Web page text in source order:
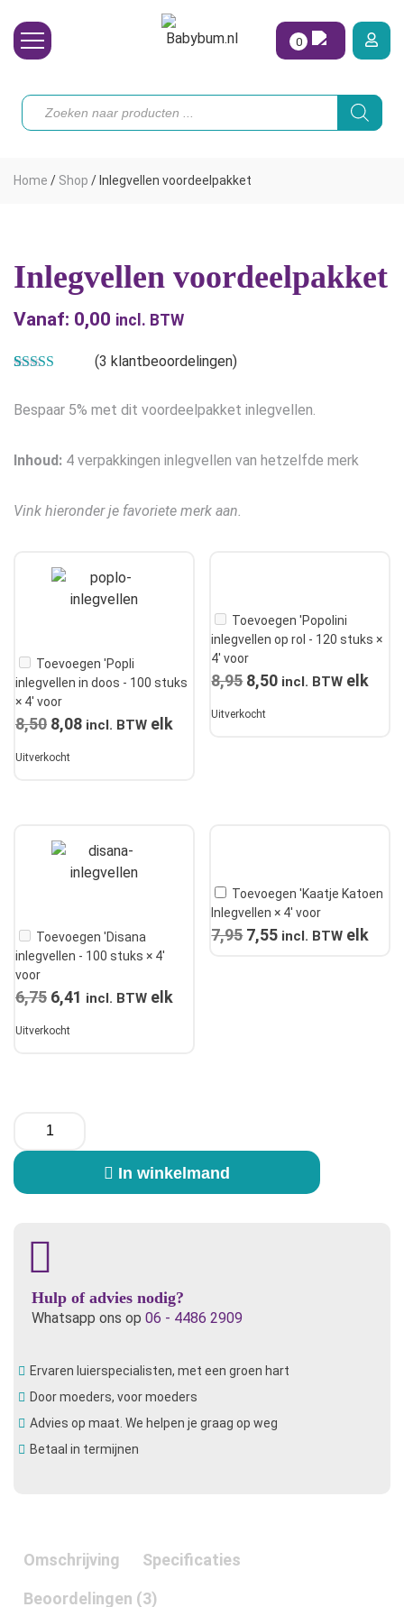
Toebehoren
Onze merken
Hoe begin ik?
0
Producten
zoeken
Home / Shop / Inlegvellen voordeelpakket
Inlegvellen voordeelpakket
Vanaf: 0,00 incl. BTW
gebaseerd op
(3 klantbeoordelingen)
Bespaar 5% met dit voordeelpakket inlegvellen.
Inhoud: 4 verpakkingen inlegvellen van hetzelfde merk
Vink hieronder je favoriete merk aan.
Toevoegen 'Popli
inlegvellen in doos - 100 stuks
× 4' voor
8,50 Oorspronkelijke
prijs
8,08 Huidige
incl. BTW elk
Uitverkocht
Toevoegen 'Popolini
inlegvellen op rol - 120 stuks ×
4' voor
8,95 Oorspronkelijke
prijs
8,50 Huidige
incl. BTW elk
Uitverkocht
Toevoegen 'Disana
inlegvellen - 100 stuks × 4'
voor
6,75 Oorspronkelijke
prijs
6,41 Huidige
incl. BTW elk
Uitverkocht
Toevoegen 'Kaatje Katoen
Inlegvellen × 4' voor
7,95 Oorspronkelijke
7,55 Huidige
incl. BTW elk
Inlegvellen
aantal
In winkelmand
Hulp of advies nodig?
Whatsapp ons op 06 - 4486 2909
Ervaren luierspecialisten, met een groen hart
Door moeders, voor moeders
Advies op maat. We helpen je graag op weg
Betaal in termijnen
Omschrijving Specificaties
Beoordelingen (3)